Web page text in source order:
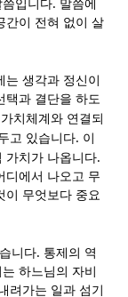
입니다 말씀에
간이 전혀 없이 살
생각과 정신이
택과 결단을 하도
치체계와 연결되
고 있습니다. 이
가치가 나옵니다.
디에서 나오고 무
이 무엇보다 중요
니다. 통제의 역
하느님의 자비
려가는 일과 섬기